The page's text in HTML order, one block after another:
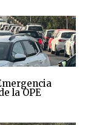
la OPE